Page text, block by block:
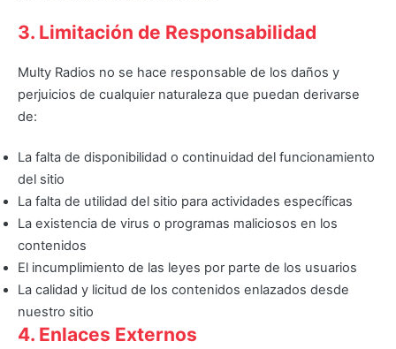
3. Limitación de Responsabilidad
Multy Radios no se hace responsable de los daños y
perjuicios de cualquier naturaleza que puedan derivarse
de:
La falta de disponibilidad o continuidad del funcionamiento
del sitio
La falta de utilidad del sitio para actividades específicas
La existencia de virus o programas maliciosos en los
contenidos
El incumplimiento de las leyes por parte de los usuarios
La calidad y licitud de los contenidos enlazados desde
nuestro sitio
4. Enlaces Externos